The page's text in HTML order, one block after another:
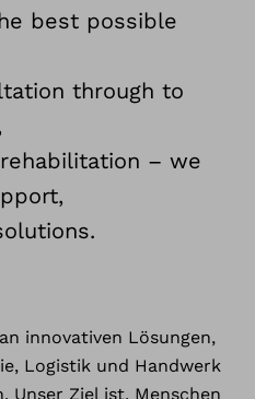
best possible
through to
– we
innovativen Lösungen,
Logistik und Handwerk
Unser Ziel ist, Menschen